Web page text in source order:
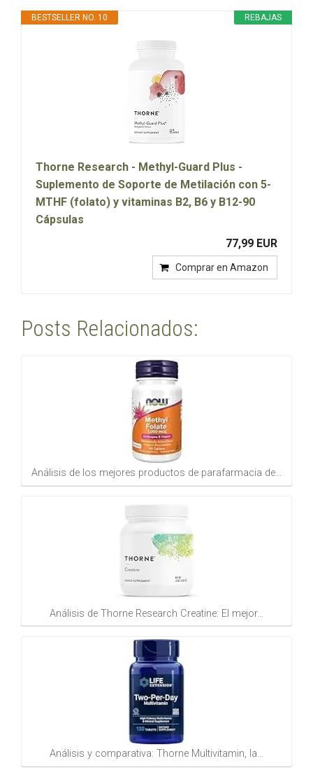
REBAJAS
BESTSELLER NO. 10
Thorne Research - Methyl-Guard Plus -
Suplemento de Soporte de Metilación con 5-
MTHF (folato) y vitaminas B2, B6 y B12-90
Cápsulas
77,99 EUR
Comprar en Amazon
Posts Relacionados:
Análisis de los mejores productos de parafarmacia de…
Análisis de Thorne Research Creatine: El mejor…
Análisis y comparativa: Thorne Multivitamin, la…